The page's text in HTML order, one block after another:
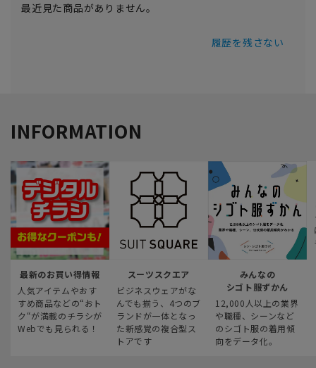
最近見た商品がありません。
履歴を残さない
INFORMATION
最新のお買い得情報
人気アイテムやおす
すめ商品などの“おト
ク“が満載のチラシが
Webでも見られる！
スーツスクエア
ビジネスウェアがな
んでも揃う、4つのブ
ランドが一体となっ
た新感覚の複合型ス
トアです
みんなの
シゴト服ずかん
12,000人以上の業界
や職種、シーンなど
のシゴト服の着用傾
向をデータ化。